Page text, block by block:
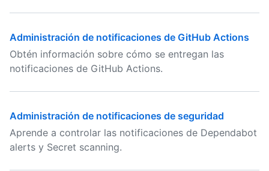
Administración de notificaciones de GitHub Actions
Obtén información sobre cómo se entregan las
notificaciones de GitHub Actions.
Administración de notificaciones de seguridad
Aprende a controlar las notificaciones de Dependabot
alerts y Secret scanning.